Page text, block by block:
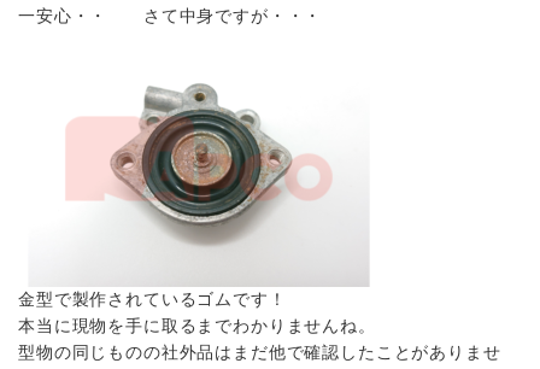
一安心・・ さて中身ですが・・・
金型で製作されているゴムです！
本当に現物を手に取るまでわかりませんね。
型物の同じものの社外品はまだ他で確認したことがありませ